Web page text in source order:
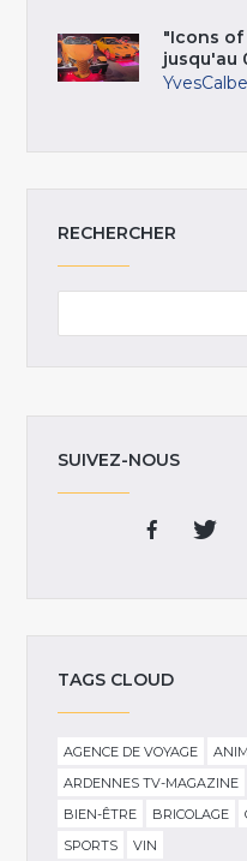
"Icons of
jusqu'au
RECHERCHER
SUIVEZ-NOUS
TAGS CLOUD
AGENCE DE VOYAGE
ARDENNES TV-MAGAZINE
BIEN-ÊTRE
BRICOLAGE
SPORTS
VIN